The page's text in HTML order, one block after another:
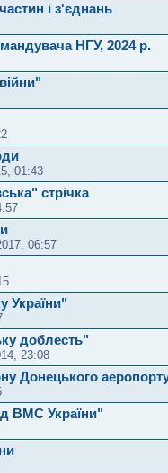
і з'єднань
НГУ, 2024 р.
01:43
стрічка
06:57
України"
доблесть"
23:08
Донецького
ВМС України"